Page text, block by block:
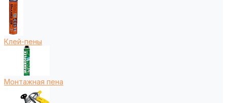
Клей-пены
Монтажная пена